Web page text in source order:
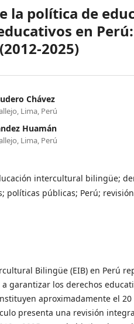
la política de
en
2025)
Chávez
Lima, Perú
Huamán
Lima, Perú
intercultural bilingüe;
políticas públicas; Perú;
Bilingüe (EIB) en Perú
garantizar los derechos
aproximadamente el 20
presenta una revisión